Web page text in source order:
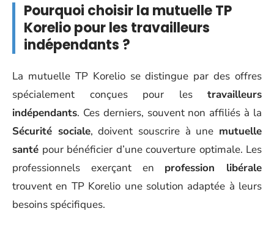
Pourquoi choisir la mutuelle TP
Korelio pour les travailleurs
indépendants ?
La mutuelle TP Korelio se distingue par des offres
spécialement conçues pour les travailleurs
indépendants. Ces derniers, souvent non affiliés à la
Sécurité sociale, doivent souscrire à une mutuelle
santé pour bénéficier d’une couverture optimale. Les
professionnels exerçant en profession libérale
trouvent en TP Korelio une solution adaptée à leurs
besoins spécifiques.